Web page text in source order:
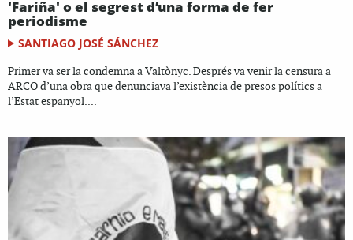
'Fariña' o el segrest d’una forma de fer
periodisme
SANTIAGO JOSÉ SÁNCHEZ
Primer va ser la condemna a Valtònyc. Després va venir la censura a
ARCO d’una obra que denunciava l’existència de presos polítics a
l’Estat espanyol....